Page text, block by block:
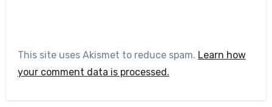
This site uses Akismet to reduce spam. Learn how
your comment data is processed.